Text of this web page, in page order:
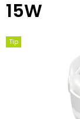
15W
Tip